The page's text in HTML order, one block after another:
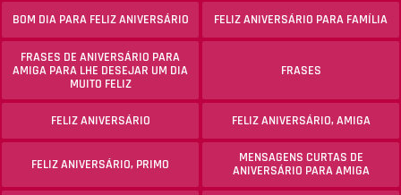
BOM DIA PARA FELIZ ANIVERSÁRIO FELIZ ANIVERSÁRIO PARA FAMÍLIA
FRASES DE ANIVERSÁRIO PARA
AMIGA PARA LHE DESEJAR UM DIA
MUITO FELIZ
FRASES
FELIZ ANIVERSÁRIO FELIZ ANIVERSÁRIO, AMIGA
FELIZ ANIVERSÁRIO, PRIMO
MENSAGENS CURTAS DE
ANIVERSÁRIO PARA AMIGA